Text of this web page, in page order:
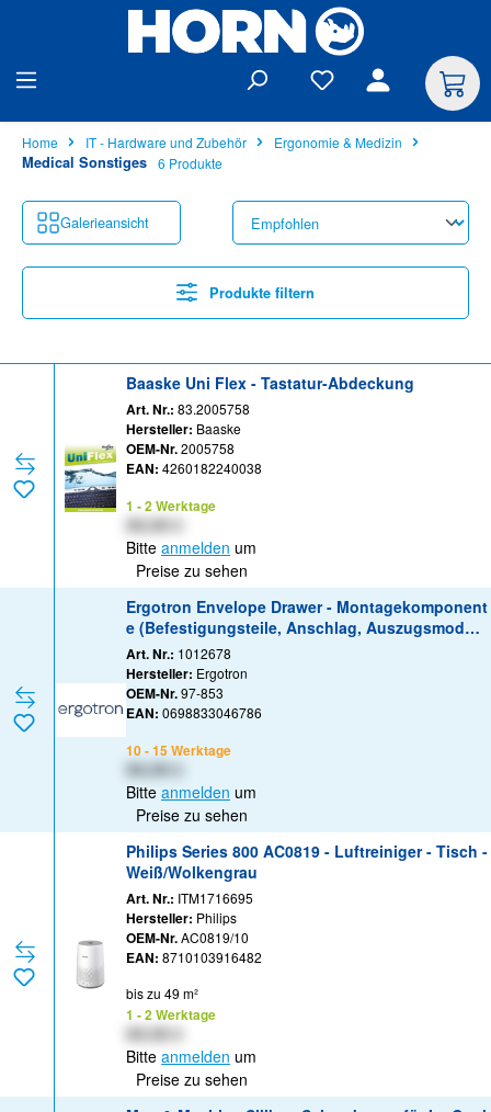
Home IT - Hardware und Zubehör Ergonomie & Medizin
Medical Sonstiges 6 Produkte
Galerieansicht
Produkte filtern
Baaske Uni Flex - Tastatur-Abdeckung
Art. Nr.: 83.2005758
Hersteller: Baaske
OEM-Nr.2005758
EAN: 4260182240038
1 - 2 Werktage
XX,XX €
Bitte anmelden um
Preise zu sehen
Ergotron Envelope Drawer - Montagekomponent
e (Befestigungsteile, Anschlag, Auszugsmodul)
- Grau, weiß
Art. Nr.: 1012678
Hersteller: Ergotron
OEM-Nr.97-853
EAN: 0698833046786
10 - 15 Werktage
Bitte anmelden um
Preise zu sehen
Philips Series 800 AC0819 - Luftreiniger - Tisch -
Weiß/Wolkengrau
Art. Nr.: ITM1716695
Hersteller: Philips
OEM-Nr.AC0819/10
EAN: 8710103916482
bis zu 49 m²
1 - 2 Werktage
XX,XX €
Bitte anmelden um
Preise zu sehen